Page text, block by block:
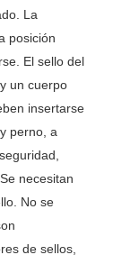
La
posición
El sello del
un cuerpo
insertarse
perno, a
necesitan
No se
de sellos,